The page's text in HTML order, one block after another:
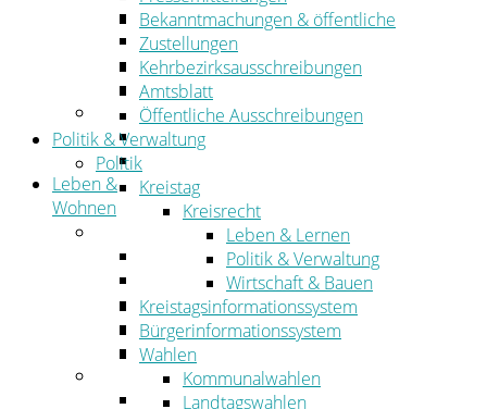
Arbeitgeberservice
Mobilfunk & Breitband
Straßen- und Radwegebau
Landwirtschaft
Tourismus
Freizeit und Urlaub im Landkreis
Veranstaltungen
Leben &
Wohnen
Migration
Schulen, Bildung, Sport und Kultur
Soziales
Gesundheit
Jugend, Familie und Senioren
Bauen und Planen
Bekanntmachungen & öffentliche
Zustellungen
Kehrbezirksausschreibungen
Amtsblatt
Öffentliche Ausschreibungen
Politik & Verwaltung
Politik
Kreistag
Kreisrecht
Leben & Lernen
Politik & Verwaltung
Wirtschaft & Bauen
Kreistagsinformationssystem
Bürgerinformationssystem
Wahlen
Kommunalwahlen
Landtagswahlen